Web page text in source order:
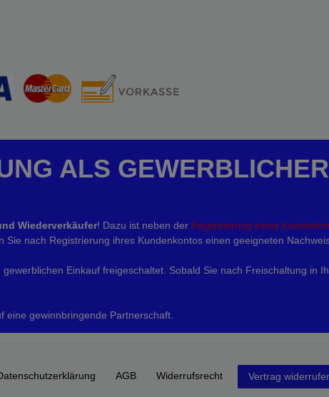
ALS
Wiederverkäufer! Dazu ist neben der Registrierung eines
Sie nach Registrierung ihres Kundenkontos einen geeigneten
Einkauf freigeschaltet. Sobald Sie nach Freischaltung in
eine gewinnbringende Partnerschaft.
AGB Widerrufs­recht Vertrag